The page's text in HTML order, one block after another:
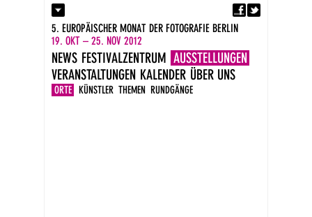
Kontakt
Presse
Impressum
DE
EN
5. EUROPÄISCHER MONAT DER FOTOGRAFIE BERLIN
19. OKT – 25. NOV 2012
NEWS FESTIVALZENTRUM AUSSTELLUNGEN
ORTE KÜNSTLER THEMEN RUNDGÄNGE
VERANSTALTUNGEN KALENDER ÜBER UNS